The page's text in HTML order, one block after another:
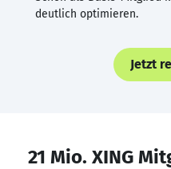
deutlich optimieren.
Jetzt
21 Mio. XING